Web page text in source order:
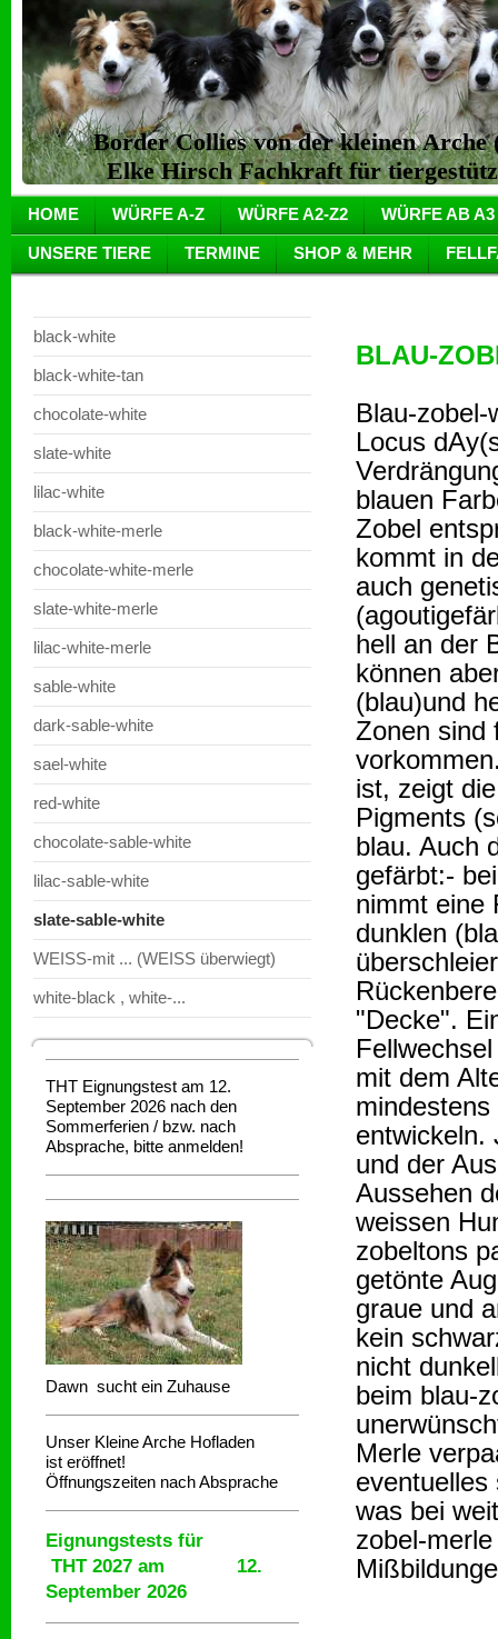
Border Collies von der kleinen
Elke Hirsch Fachkraft für
HOME WÜRFE A-Z WÜRFE A2-Z2 WÜRFE AB A3
UNSERE TIERE TERMINE SHOP & MEHR
black-white
black-white-tan
chocolate-white
slate-white
lilac-white
black-white-merle
chocolate-white-merle
slate-white-merle
lilac-white-merle
sable-white
dark-sable-white
sael-white
red-white
chocolate-sable-white
lilac-sable-white
slate-sable-white
WEISS-mit ... (WEISS überwiegt)
white-black , white-...
THT Eignungstest am 12.
September 2026 nach den
Sommerferien / bzw. nach
Absprache, bitte anmelden!
Dawn sucht ein Zuhause
Unser Kleine Arche Hofladen
ist eröffnet!
Öffnungszeiten nach Absprache
Eignungstests für
THT 2027 am 12.
September 2026
BLAU-
Blau-
Locus
blauen
Zobel
kommt in
auch
hell an der
können
(blau)und
Zonen sind
ist, zeigt
Pigments
blau. Auch
gefärbt:-
nimmt eine
dunklen
"Decke".
mit dem
entwickeln.
und der
Aussehen
weissen
zobeltons
getönte
graue und
kein
nicht
beim blau-
Merle
was bei
zobel-